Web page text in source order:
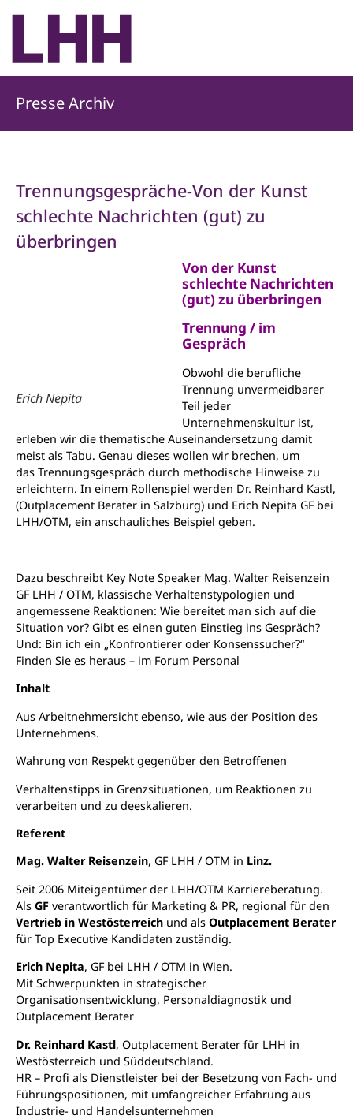
Presse Archiv
Trennungsgespräche-Von der Kunst
schlechte Nachrichten (gut) zu
überbringen
Erich Nepita
Von der Kunst
schlechte Nachrichten
(gut) zu überbringen
Trennung / im
Gespräch
Obwohl die berufliche
Trennung unvermeidbarer
Teil jeder
Unternehmenskultur ist,
erleben wir die thematische Auseinandersetzung damit
meist als Tabu. Genau dieses wollen wir brechen, um
das Trennungsgespräch durch methodische Hinweise zu
erleichtern. In einem Rollenspiel werden Dr. Reinhard Kastl,
(Outplacement Berater in Salzburg) und Erich Nepita GF bei
LHH/OTM, ein anschauliches Beispiel geben.
Dazu beschreibt Key Note Speaker Mag. Walter Reisenzein
GF LHH / OTM, klassische Verhaltenstypologien und
angemessene Reaktionen: Wie bereitet man sich auf die
Situation vor? Gibt es einen guten Einstieg ins Gespräch?
Und: Bin ich ein „Konfrontierer oder Konsenssucher?“
Finden Sie es heraus – im Forum Personal
Inhalt
Aus Arbeitnehmersicht ebenso, wie aus der Position des
Unternehmens.
Wahrung von Respekt gegenüber den Betroffenen
Verhaltenstipps in Grenzsituationen, um Reaktionen zu
verarbeiten und zu deeskalieren.
Referent
Mag. Walter Reisenzein, GF LHH / OTM in Linz.
Seit 2006 Miteigentümer der LHH/OTM Karriereberatung.
Als GF verantwortlich für Marketing & PR, regional für den
Vertrieb in Westösterreich und als Outplacement Berater
für Top Executive Kandidaten zuständig.
Erich Nepita, GF bei LHH / OTM in Wien.
Mit Schwerpunkten in strategischer
Organisationsentwicklung, Personaldiagnostik und
Outplacement Berater
Dr. Reinhard Kastl, Outplacement Berater für LHH in
Westösterreich und Süddeutschland.
HR – Profi als Dienstleister bei der Besetzung von Fach- und
Führungspositionen, mit umfangreicher Erfahrung aus
Industrie- und Handelsunternehmen